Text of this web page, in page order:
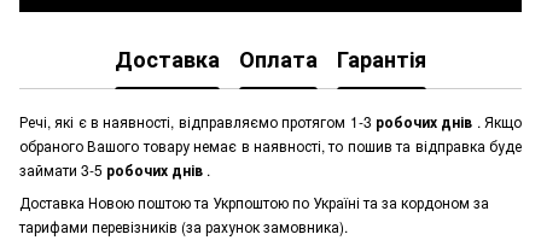
Доставка Оплата Гарантія
Речі, які є в наявності, відправляємо протягом 1-3 робочих днів . Якщо
обраного Вашого товару немає в наявності, то пошив та відправка буде
займати 3-5 робочих днів .
Доставка Новою поштою та Укрпоштою по Україні та за кордоном за
тарифами перевізників (за рахунок замовника).